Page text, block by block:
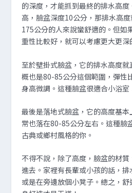
的深度，才能抓到最終的排水高
高，臉盆深度10公分，那排水高
175公分的人來說蠻舒適的。但如
重性比較好，就可以考慮更大更深
至於壁掛式臉盆，它的排水高度
概也是80-85公分這個範圍，彈性
身高微調。這種臉盆很適合小浴室
最後是落地式臉盆，它的高度基
常也落在80-85公分左右。這種臉
古典或鄉村風格的你。
不得不說，除了高度，臉盆的材
進去。家裡有長輩或小孩的話，排
或是在旁邊放個小凳子。總之，